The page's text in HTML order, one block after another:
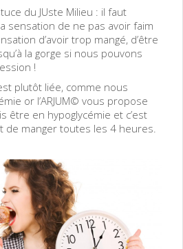
du JUste Milieu : il faut
sensation de ne pas avoir faim
d’avoir trop mangé, d’être
la gorge si nous pouvons
!
plutôt liée, comme nous
or l’ARJUM© vous propose
être en hypoglycémie et c’est
de manger toutes les 4 heures.